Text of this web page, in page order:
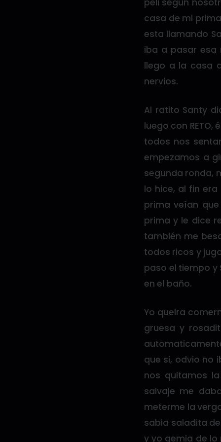
peli según
casa de mi
esta llamando
iba a pasar esa
llego a la casa
nervios.
Al ratito Santy
luego con
todos nos
empezamos a
segunda ronda,
lo hice, al fin
prima veían
prima y le dice
también me
todos ricos y
paso el tiempo y
en el baño.
Yo queira
gruesa y
que si, odvio no
nos quitamos
salvaje me
meterme la
sabia saladita
y yo gemia de